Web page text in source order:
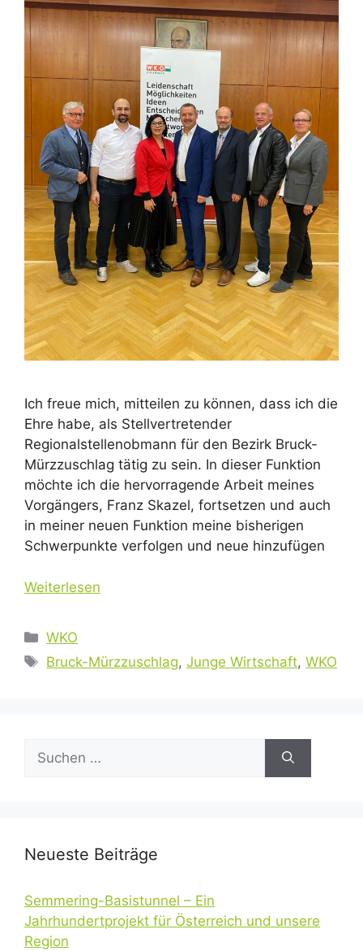
Ich freue mich, mitteilen zu können, dass ich die
Ehre habe, als Stellvertretender
Regionalstellenobmann für den Bezirk Bruck-
Mürzzuschlag tätig zu sein. In dieser Funktion
möchte ich die hervorragende Arbeit meines
Vorgängers, Franz Skazel, fortsetzen und auch
in meiner neuen Funktion meine bisherigen
Schwerpunkte verfolgen und neue hinzufügen
Weiterlesen
Kategorien
WKO
Schlagwörter
Bruck-Mürzzuschlag,Junge Wirtschaft,WKO
nach:
Neueste Beiträge
Semmering-Basistunnel – Ein
Jahrhundertprojekt für Österreich und unsere
Region